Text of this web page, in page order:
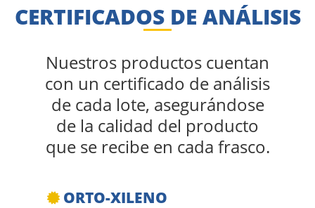
CERTIFICADOS DE ANÁLISIS
Nuestros productos cuentan
con un certificado de análisis
de cada lote, asegurándose
de la calidad del producto
que se recibe en cada frasco.
ORTO-XILENO